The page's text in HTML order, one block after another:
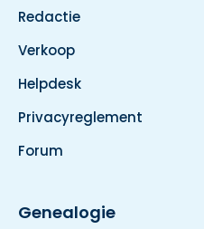
Redactie
Verkoop
Helpdesk
Privacyreglement
Forum
Genealogie